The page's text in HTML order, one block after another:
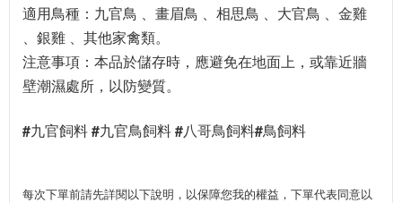
適用鳥種：九官鳥 、畫眉鳥 、相思鳥 、大官鳥 、金雞
、銀雞 、其他家禽類。
注意事項：本品於儲存時，應避免在地面上，或靠近牆
壁潮濕處所，以防變質。
#九官飼料 #九官鳥飼料 #八哥鳥飼料#鳥飼料
每次下單前請先詳閱以下說明，以保障您我的權益，下單代表同意以